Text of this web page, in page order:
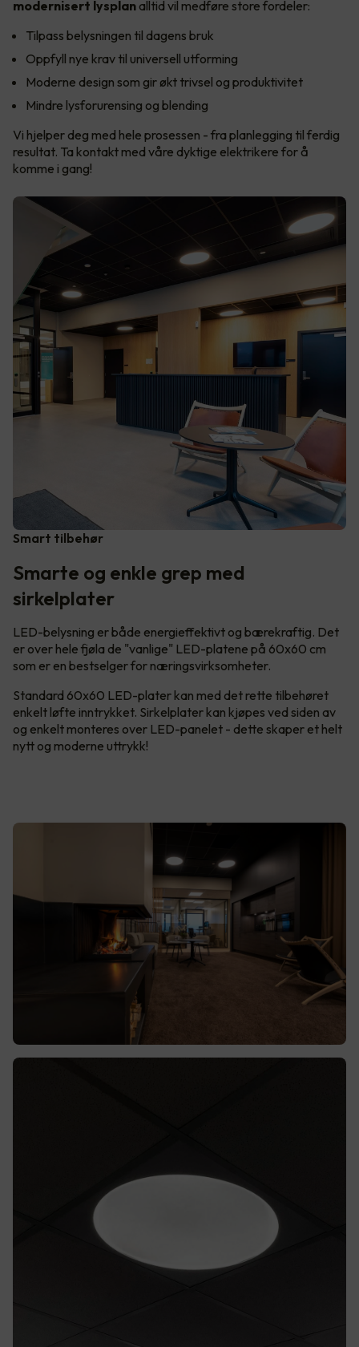
modernisert lysplan alltid vil medføre store fordeler:
Tilpass belysningen til dagens bruk
Oppfyll nye krav til universell utforming
Moderne design som gir økt trivsel og produktivitet
Mindre lysforurensing og blending
Vi hjelper deg med hele prosessen - fra planlegging til ferdig
resultat. Ta kontakt med våre dyktige elektrikere for å
komme i gang!
Smart tilbehør
Smarte og enkle grep med
sirkelplater
LED-belysning er både energieffektivt og bærekraftig. Det
er over hele fjøla de "vanlige" LED-platene på 60x60 cm
som er en bestselger for næringsvirksomheter.
Standard 60x60 LED-plater kan med det rette tilbehøret
enkelt løfte inntrykket. Sirkelplater kan kjøpes ved siden av
og enkelt monteres over LED-panelet - dette skaper et helt
nytt og moderne uttrykk!